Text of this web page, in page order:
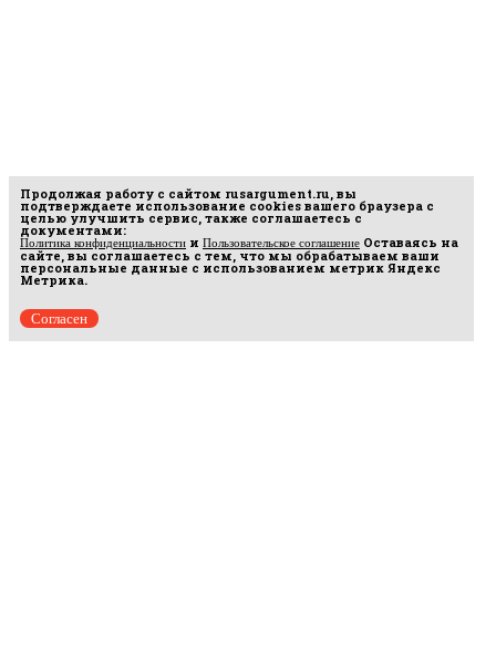
Продолжая работу с сайтом rusargument.ru, вы
подтверждаете использование cookies вашего браузера с
целью улучшить сервис, также соглашаетесь с
документами:
Политика конфиденциальности и Пользовательское соглашение Оставаясь на
сайте, вы соглашаетесь с тем, что мы обрабатываем ваши
персональные данные с использованием метрик Яндекс
Метрика.
Согласен